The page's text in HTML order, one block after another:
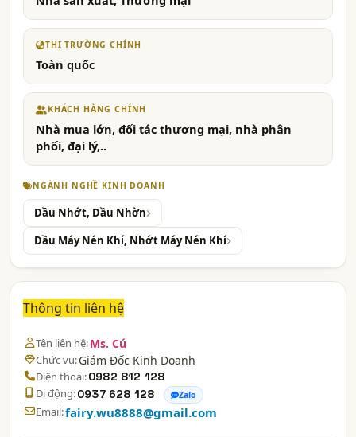
THỊ TRƯỜNG CHÍNH
Toàn quốc
KHÁCH HÀNG CHÍNH
Nhà mua lớn, đối tác thương mại, nhà phân
phối, đại lý,..
NGÀNH NGHỀ KINH DOANH
Dầu Nhớt, Dầu Nhờn
Dầu Máy Nén Khí, Nhớt Máy Nén Khí
Thông tin liên hệ
Tên liên hệ:Ms. Cú
Chức vụ:Giám Đốc Kinh Doanh
Điện thoại:0982 812 128
Di động:0937 628 128 Zalo
Email:fairy.wu8888@gmail.com